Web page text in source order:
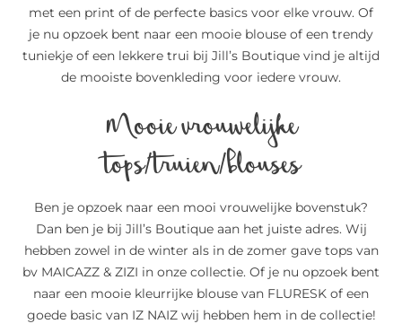
met een print of de perfecte basics voor elke vrouw. Of
je nu opzoek bent naar een mooie blouse of een trendy
tuniekje of een lekkere trui bij Jill’s Boutique vind je altijd
de mooiste bovenkleding voor iedere vrouw.
Mooie vrouwelijke
tops/truien/blouses
Ben je opzoek naar een mooi vrouwelijke bovenstuk?
Dan ben je bij Jill’s Boutique aan het juiste adres. Wij
hebben zowel in de winter als in de zomer gave tops van
bv MAICAZZ & ZIZI in onze collectie. Of je nu opzoek bent
naar een mooie kleurrijke blouse van FLURESK of een
goede basic van IZ NAIZ wij hebben hem in de collectie!